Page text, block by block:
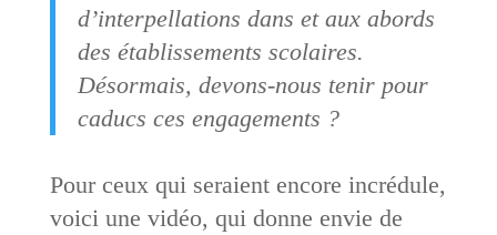
d’interpellations dans et aux abords
des établissements scolaires.
Désormais, devons-nous tenir pour
caducs ces engagements ?
Pour ceux qui seraient encore incrédule,
voici une vidéo, qui donne envie de